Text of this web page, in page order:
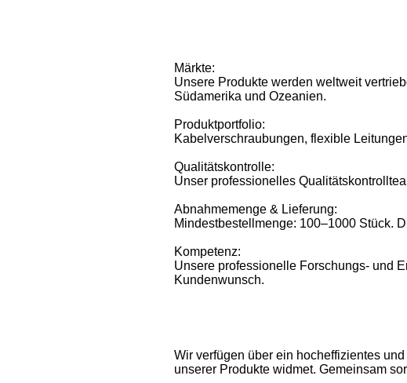
Märkte:
Unsere Produkte werden weltweit
Südamerika und Ozeanien.
Produktportfolio:
Kabelverschraubungen, flexible
Qualitätskontrolle:
Unser professionelles
Abnahmemenge & Lieferung:
Mindestbestellmenge: 100–1000 Stück.
Kompetenz:
Unsere professionelle Forschungs- und
Kundenwunsch.
Wir verfügen über ein hocheffizientes
unserer Produkte widmet. Gemeinsam